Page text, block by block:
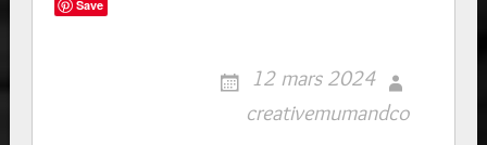
Save
12 mars 2024
creativemumandco